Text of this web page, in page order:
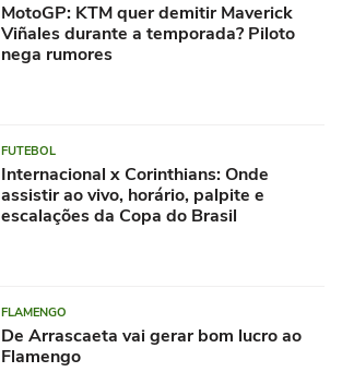
MotoGP: KTM quer demitir Maverick
Viñales durante a temporada? Piloto
nega rumores
FUTEBOL
Internacional x Corinthians: Onde
assistir ao vivo, horário, palpite e
escalações da Copa do Brasil
FLAMENGO
De Arrascaeta vai gerar bom lucro ao
Flamengo